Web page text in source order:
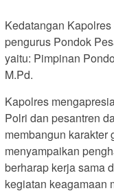
Kedatangan
pengurus Pondok
yaitu: Pimpinan
M.Pd.
Kapolres
Polri dan pesantren
membangun karakter
menyampaikan
berharap kerja sama
kegiatan keagamaan